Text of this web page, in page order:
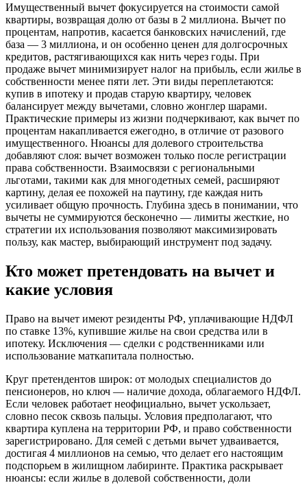
Имущественный вычет фокусируется на стоимости самой
квартиры, возвращая долю от базы в 2 миллиона. Вычет по
процентам, напротив, касается банковских начислений, где
база — 3 миллиона, и он особенно ценен для долгосрочных
кредитов, растягивающихся как нить через годы. При
продаже вычет минимизирует налог на прибыль, если жилье в
собственности менее пяти лет. Эти виды переплетаются:
купив в ипотеку и продав старую квартиру, человек
балансирует между вычетами, словно жонглер шарами.
Практические примеры из жизни подчеркивают, как вычет по
процентам накапливается ежегодно, в отличие от разового
имущественного. Нюансы для долевого строительства
добавляют слоя: вычет возможен только после регистрации
права собственности. Взаимосвязи с региональными
льготами, такими как для многодетных семей, расширяют
картину, делая ее похожей на паутину, где каждая нить
усиливает общую прочность. Глубина здесь в понимании, что
вычеты не суммируются бесконечно — лимиты жесткие, но
стратегии их использования позволяют максимизировать
пользу, как мастер, выбирающий инструмент под задачу.
Кто может претендовать на вычет и
какие условия
Право на вычет имеют резиденты РФ, уплачивающие НДФЛ
по ставке 13%, купившие жилье на свои средства или в
ипотеку. Исключения — сделки с родственниками или
использование маткапитала полностью.
Круг претендентов широк: от молодых специалистов до
пенсионеров, но ключ — наличие дохода, облагаемого НДФЛ.
Если человек работает неофициально, вычет ускользает,
словно песок сквозь пальцы. Условия предполагают, что
квартира куплена на территории РФ, и право собственности
зарегистрировано. Для семей с детьми вычет удваивается,
достигая 4 миллионов на семью, что делает его настоящим
подспорьем в жилищном лабиринте. Практика раскрывает
нюансы: если жилье в долевой собственности, доли